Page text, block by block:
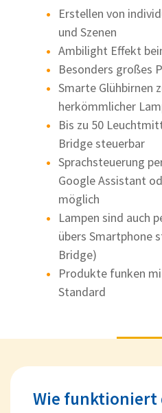
Erstellen von
und Szenen
Ambilight Effekt
Besonders großes
Smarte Glühbirnen
herkömmlicher
Bis zu 50
Bridge steuerbar
Sprachsteuerung
Google Assistant
möglich
Lampen sind auch
übers Smartphone
Bridge)
Produkte funken
Standard
Wie funktioniert